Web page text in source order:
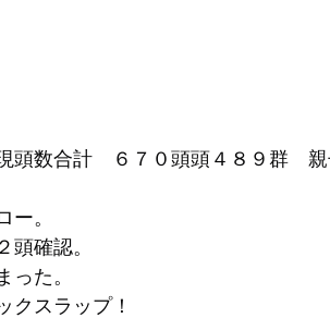
数合計　６７０頭頭４８９群　親
ー。
頭確認。
った。
クスラップ！